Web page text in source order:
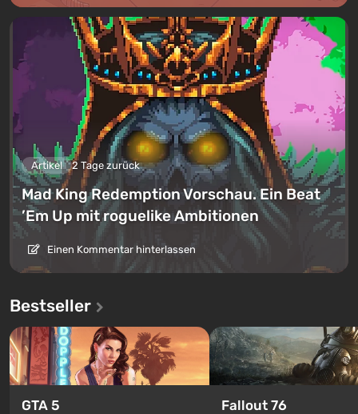
Artikel 2 Tage zurück
Mad King Redemption Vorschau. Ein Beat
’Em Up mit roguelike Ambitionen
Einen Kommentar hinterlassen
Bestseller
GTA 5 Fallout 76